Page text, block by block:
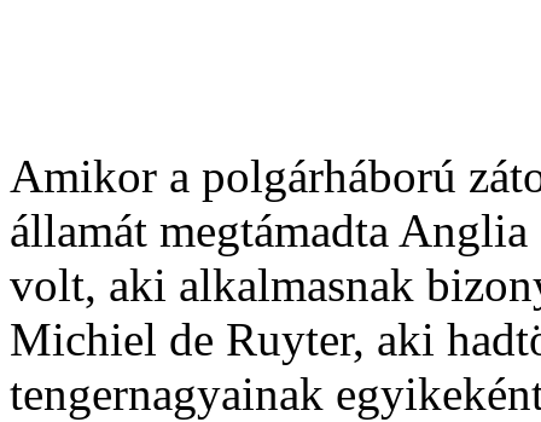
Amikor a polgárháború
államát megtámadta
volt, aki alkalmasnak
Michiel de Ruyter, aki
tengernagyainak